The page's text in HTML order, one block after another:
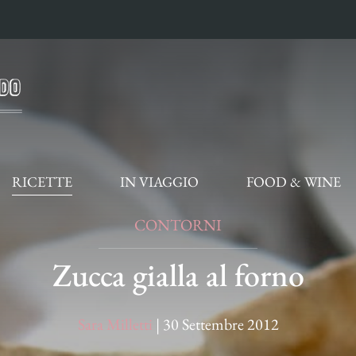
RICETTE IN VIAGGIO FOOD & WINE
CONTORNI
Zucca gialla al forno
Sara Milletti | 30 Settembre 2012